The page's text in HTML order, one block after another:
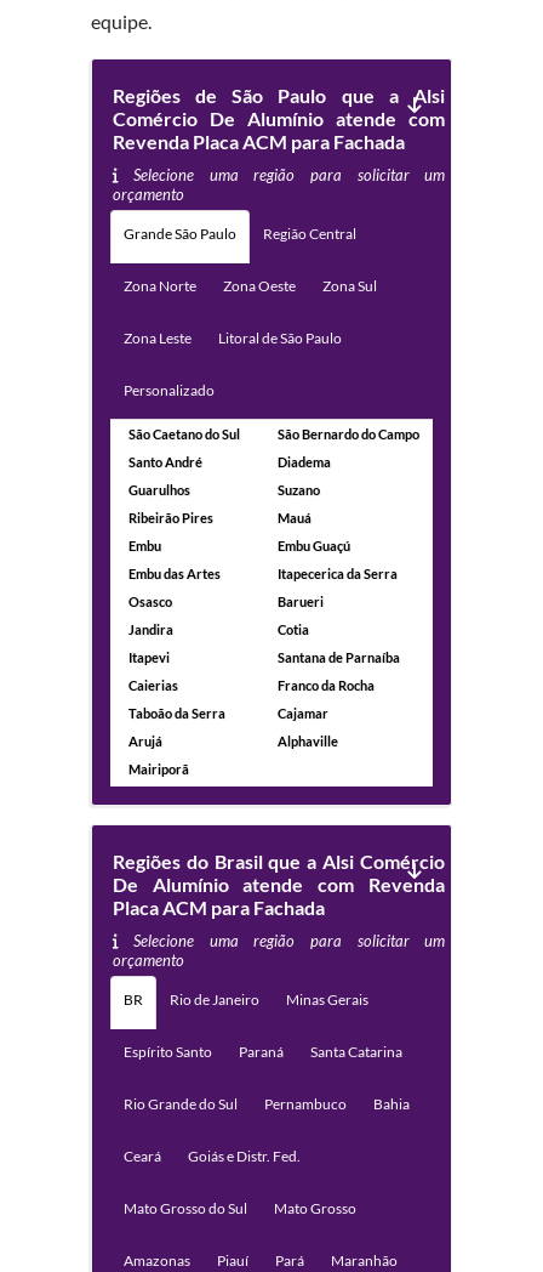
equipe.
Regiões de São Paulo que a Alsi
Comércio De Alumínio atende com
Revenda Placa ACM para Fachada
Selecione uma região para solicitar um
orçamento
Grande São Paulo Região Central
Zona Norte Zona Oeste Zona Sul
Zona Leste Litoral de São Paulo
Personalizado
São Caetano do Sul
São Bernardo do Campo
Santo André
Diadema
Guarulhos
Suzano
Ribeirão Pires
Mauá
Embu
Embu Guaçú
Embu das Artes
Itapecerica da Serra
Osasco
Barueri
Jandira
Cotia
Itapevi
Santana de Parnaíba
Caierias
Franco da Rocha
Taboão da Serra
Cajamar
Arujá
Alphaville
Mairiporã
Regiões do Brasil que a Alsi Comércio
De Alumínio atende com Revenda
Placa ACM para Fachada
Selecione uma região para solicitar um
orçamento
BR Rio de Janeiro Minas Gerais
Espírito Santo Paraná Santa Catarina
Rio Grande do Sul Pernambuco Bahia
Ceará Goiás e Distr. Fed.
Mato Grosso do Sul Mato Grosso
Amazonas Piauí Pará Maranhão